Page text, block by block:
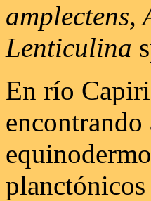
amplectens,
Lenticulina
En río
encontrando